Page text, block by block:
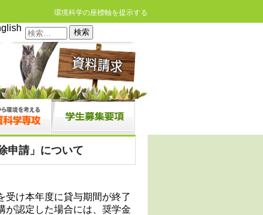
環境科学の座標軸を提示する
検
索:
申請」について
受け本年度に貸与期間が終了
が認定した場合には、奨学金